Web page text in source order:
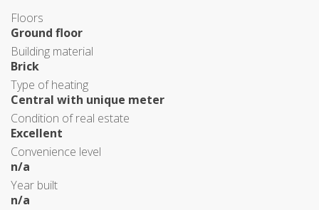
Floors
Ground floor
Building material
Brick
Type of heating
Central with unique meter
Condition of real estate
Excellent
Convenience level
n/a
Year built
n/a